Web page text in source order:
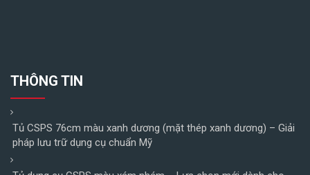
THÔNG TIN
Tủ CSPS 76cm màu xanh dương (mặt thép xanh dương) – Giải
pháp lưu trữ dụng cụ chuẩn Mỹ